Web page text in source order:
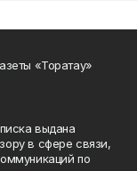
«Торатау»
выдана
в сфере связи,
по